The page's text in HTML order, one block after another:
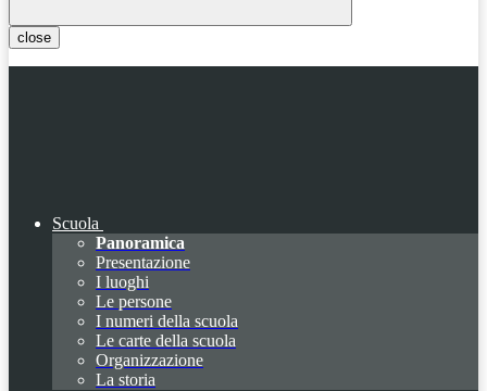
close
Scuola
Panoramica
Presentazione
I luoghi
Le persone
I numeri della scuola
Le carte della scuola
Organizzazione
La storia